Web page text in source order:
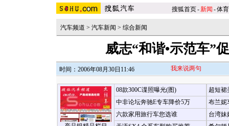
搜狐首页-新闻 -体育
汽车频道 > 汽车新闻 > 综合新闻
威志“和谐•示范车”
时间：2006年08月30日11:46 我来说两句
08款300C谍照曝光(图)
中非论坛奔驰E专车降价5万
六款家用旅行车您选谁
超短裙
布兰妮
台湾妹